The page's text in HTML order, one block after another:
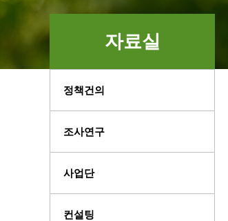
자료실
정책건의
조사연구
사업단
컨설팅